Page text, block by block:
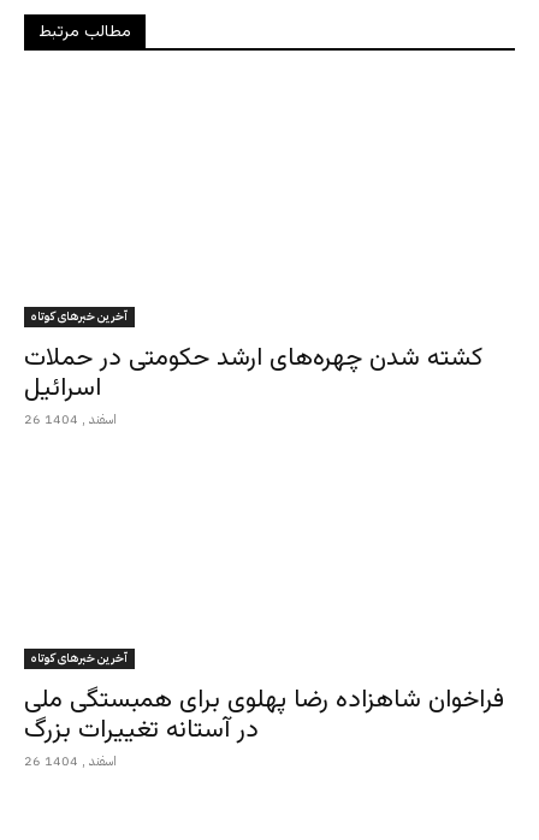
مطالب مرتبط
آخرین خبرهای کوتاه
کشته شدن چهره‌های ارشد حکومتی در حملات
اسرائیل
26 اسفند , 1404
آخرین خبرهای کوتاه
فراخوان شاهزاده رضا پهلوی برای همبستگی ملی
در آستانه تغییرات بزرگ
26 اسفند , 1404